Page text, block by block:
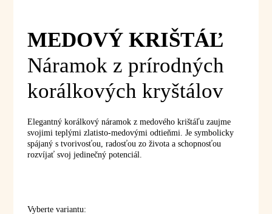
MEDOVÝ KRIŠTÁĽ
Náramok z prírodných
korálkových kryštálov
Elegantný korálkový náramok z medového krištáľu zaujme
svojimi teplými zlatisto-medovými odtieňmi. Je symbolicky
spájaný s tvorivosťou, radosťou zo života a schopnosťou
rozvíjať svoj jedinečný potenciál.
Vyberte variantu: